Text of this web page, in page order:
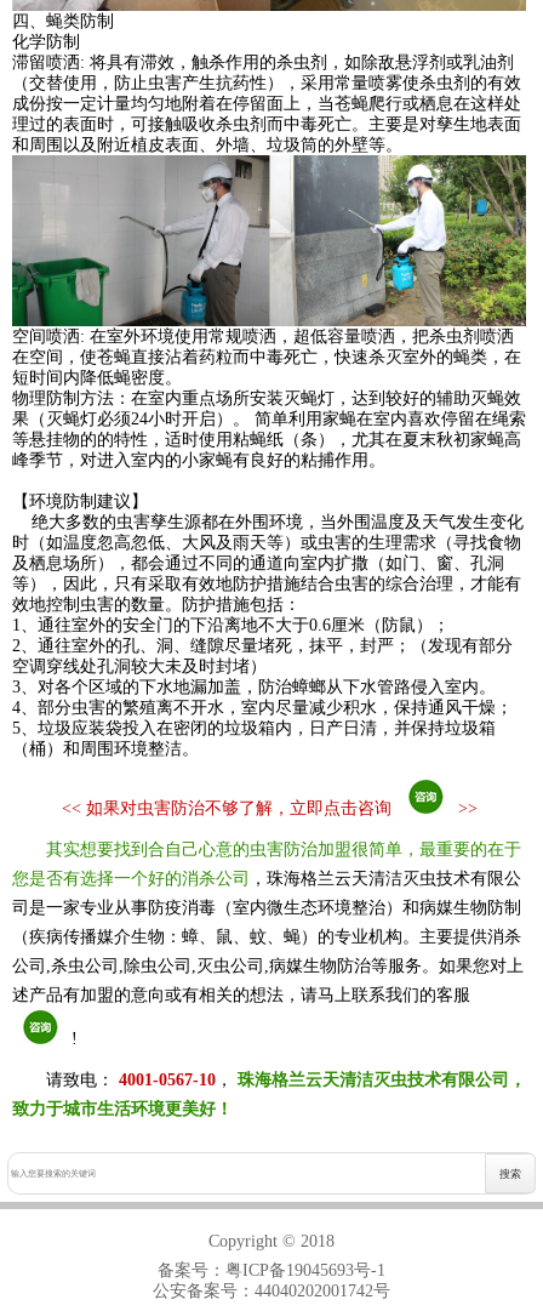
四、蝇类防制
化学防制
滞留喷洒: 将具有滞效，触杀作用的杀虫剂，如除敌悬浮剂或乳油剂
（交替使用，防止虫害产生抗药性），采用常量喷雾使杀虫剂的有效
成份按一定计量均匀地附着在停留面上，当苍蝇爬行或栖息在这样处
理过的表面时，可接触吸收杀虫剂而中毒死亡。主要是对孳生地表面
和周围以及附近植皮表面、外墙、垃圾筒的外壁等。
空间喷洒: 在室外环境使用常规喷洒，超低容量喷洒，把杀虫剂喷洒
在空间，使苍蝇直接沾着药粒而中毒死亡，快速杀灭室外的蝇类，在
短时间内降低蝇密度。
物理防制方法：在室内重点场所安装灭蝇灯，达到较好的辅助灭蝇效
果（灭蝇灯必须24小时开启）。 简单利用家蝇在室内喜欢停留在绳索
等悬挂物的的特性，适时使用粘蝇纸（条），尤其在夏末秋初家蝇高
峰季节，对进入室内的小家蝇有良好的粘捕作用。
【环境防制建议】
绝大多数的虫害孳生源都在外围环境，当外围温度及天气发生变化
时（如温度忽高忽低、大风及雨天等）或虫害的生理需求（寻找食物
及栖息场所），都会通过不同的通道向室内扩撒（如门、窗、孔洞
等），因此，只有采取有效地防护措施结合虫害的综合治理，才能有
效地控制虫害的数量。防护措施包括：
1、通往室外的安全门的下沿离地不大于0.6厘米（防鼠）；
2、通往室外的孔、洞、缝隙尽量堵死，抹平，封严；（发现有部分
空调穿线处孔洞较大未及时封堵）
3、对各个区域的下水地漏加盖，防治蟑螂从下水管路侵入室内。
4、部分虫害的繁殖离不开水，室内尽量减少积水，保持通风干燥；
5、垃圾应装袋投入在密闭的垃圾箱内，日产日清，并保持垃圾箱
（桶）和周围环境整洁。
<< 如果对虫害防治不够了解，立即点击咨询 >>
其实想要找到合自己心意的虫害防治加盟很简单，最重要的在于
您是否有选择一个好的消杀公司
，珠海格兰云天清洁灭虫技术有限公
司是一家专业从事防疫消毒（室内微生态环境整治）和病媒生物防制
（疾病传播媒介生物：蟑、鼠、蚊、蝇）的专业机构。主要提供消杀
公司,杀虫公司,除虫公司,灭虫公司,病媒生物防治等服务。如果您对上
述产品有加盟的意向或有相关的想法，请马上联系我们的客服
!
请致电： 4001-0567-10 ， 珠海格兰云天清洁灭虫技术有限公司，
致力于城市生活环境更美好！
Copyright © 2018
备案号： 粤ICP备19045693号-1
公安备案号：44040202001742号